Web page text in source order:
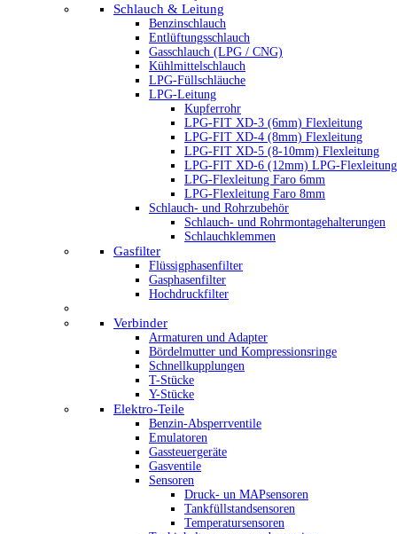
Schlauch & Leitung
Benzinschlauch
Entlüftungsschlauch
Gasschlauch (LPG / CNG)
Kühlmittelschlauch
LPG-Füllschläuche
LPG-Leitung
Kupferrohr
LPG-FIT XD-3 (6mm) Flexleitung
LPG-FIT XD-4 (8mm) Flexleitung
LPG-FIT XD-5 (8-10mm) Flexleitung
LPG-FIT XD-6 (12mm) LPG-Flexleitung
LPG-Flexleitung Faro 6mm
LPG-Flexleitung Faro 8mm
Schlauch- und Rohrzubehör
Schlauch- und Rohrmontagehalterungen
Schlauchklemmen
Gasfilter
Flüssigphasenfilter
Gasphasenfilter
Hochdruckfilter
Verbinder
Armaturen und Adapter
Bördelmutter und Kompressionsringe
Schnellkupplungen
T-Stücke
Y-Stücke
Elektro-Teile
Benzin-Absperrventile
Emulatoren
Gassteuergeräte
Gasventile
Sensoren
Druck- un MAPsensoren
Tankfüllstandsensoren
Temperatursensoren